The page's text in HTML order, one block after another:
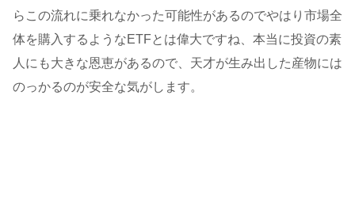
らこの流れに乗れなかった可能性があるのでやはり市場全
体を購入するようなETFとは偉大ですね、本当に投資の素
人にも大きな恩恵があるので、天才が生み出した産物には
のっかるのが安全な気がします。